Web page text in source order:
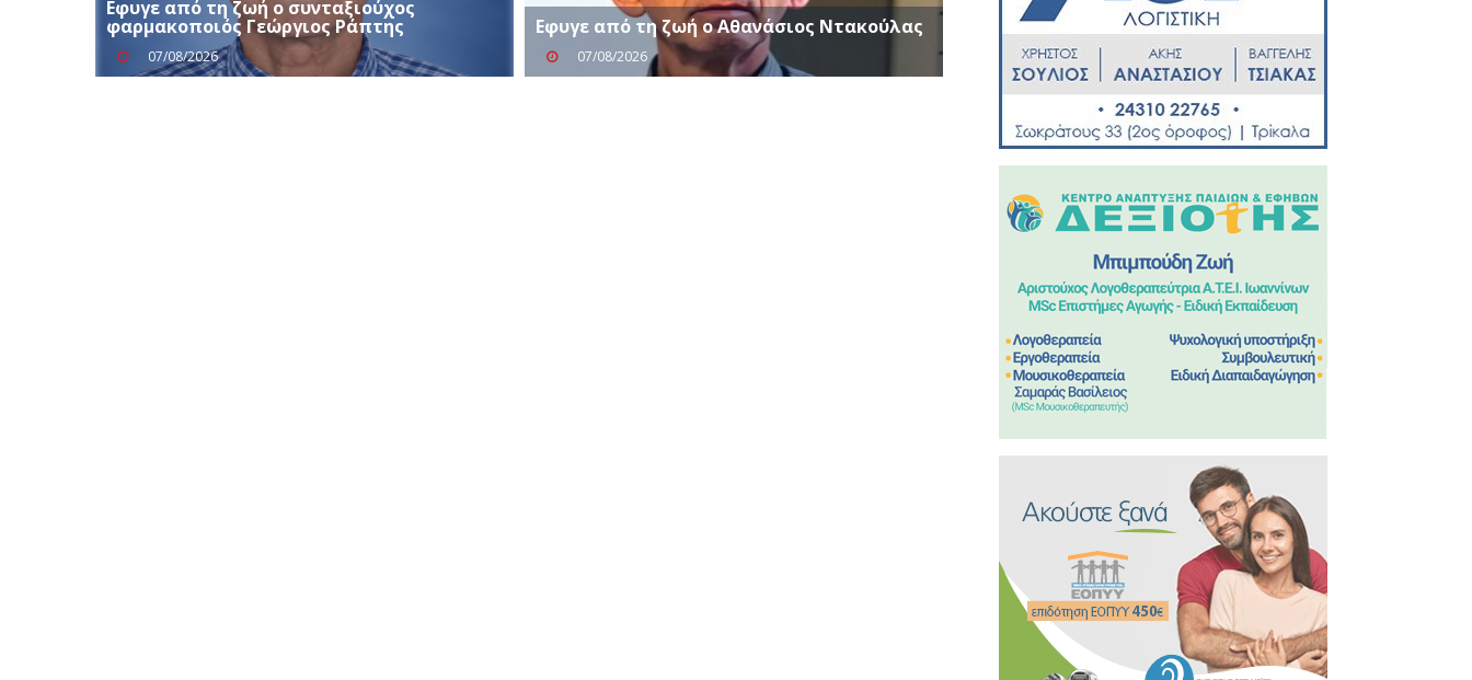
Εφυγε από τη ζωή ο συνταξιούχος
φαρμακοποιός Γεώργιος Ράπτης
07/08/2026
Eφυγε από τη ζωή ο Αθανάσιος Ντακούλας
07/08/2026